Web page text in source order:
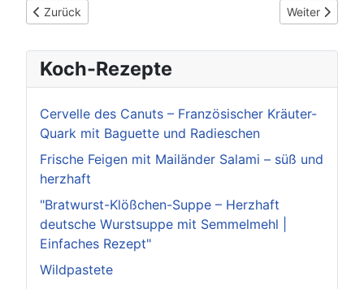
Vorheriger Beitrag: POL-LB: Ditzingen: Zeugen zu
Zurück Nächster
Weiter
Koch-Rezepte
Cervelle des Canuts – Französischer Kräuter-
Quark mit Baguette und Radieschen
Frische Feigen mit Mailänder Salami – süß und
herzhaft
"Bratwurst-Klößchen-Suppe – Herzhaft
deutsche Wurstsuppe mit Semmelmehl |
Einfaches Rezept"
Wildpastete